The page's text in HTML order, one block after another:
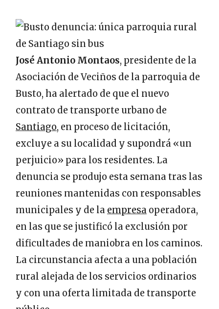
José Antonio Montaos, presidente de la
Asociación de Veciños de la parroquia de
Busto, ha alertado de que el nuevo
contrato de transporte urbano de
Santiago, en proceso de licitación,
excluye a su localidad y supondrá «un
perjuicio» para los residentes. La
denuncia se produjo esta semana tras las
reuniones mantenidas con responsables
municipales y de la empresa operadora,
en las que se justificó la exclusión por
dificultades de maniobra en los caminos.
La circunstancia afecta a una población
rural alejada de los servicios ordinarios
y con una oferta limitada de transporte